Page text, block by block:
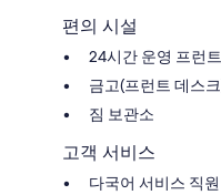
편의 시설
24시간 운영 프런
금고(프런트 데스
짐 보관소
고객 서비스
다국어 서비스 직원